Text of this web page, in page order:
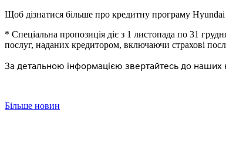
Щоб дізнатися більше про кредитну програму Hyundai
* Спеціальна пропозиція діє з 1 листопада по 31
послуг, наданих кредитором, включаючи страхові
За детальною інформацією звертайтесь до наших
Більше новин